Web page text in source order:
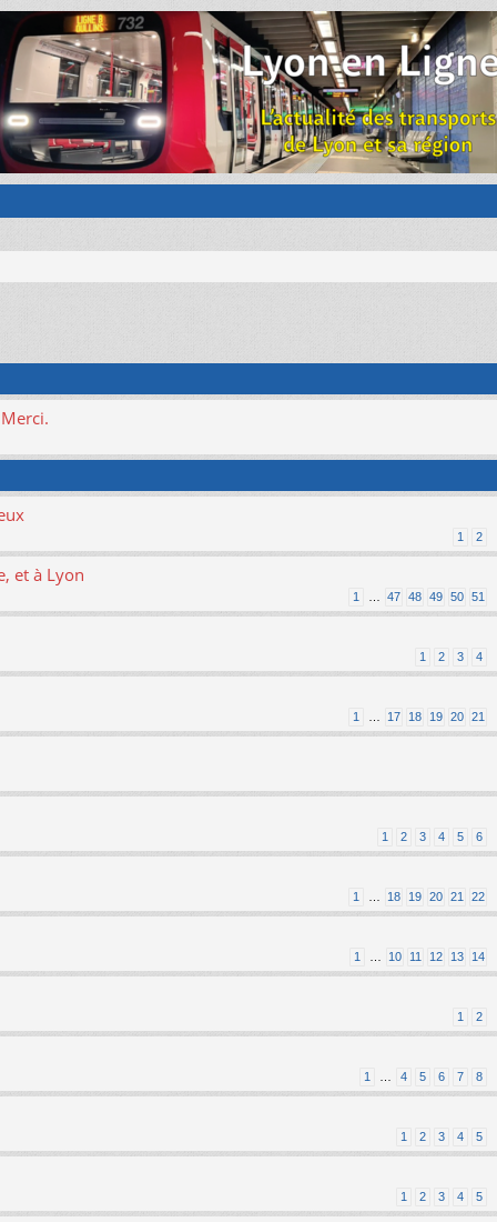
1 2
et à Lyon
1 47 48 49 50 51
1 2 3 4
1 17 18 19 20 21
1 2 3 4 5 6
1 18 19 20 21 22
1 10 11 12 13 14
1 2
1 4 5 6 7 8
1 2 3 4 5
1 2 3 4 5